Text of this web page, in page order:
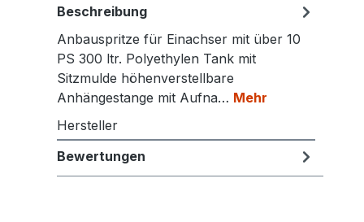
Beschreibung
Anbauspritze für Einachser mit über 10
PS 300 ltr. Polyethylen Tank mit
Sitzmulde höhenverstellbare
Anhängestange mit Aufna… Mehr
Hersteller
Bewertungen